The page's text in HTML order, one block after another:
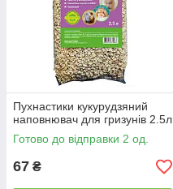
Пухнастики кукурудзяний
наповнювач для гризунів 2.5л
Готово до відправки 2 од.
67 ₴